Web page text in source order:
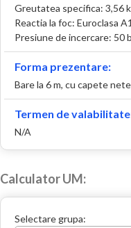
Greutatea specifica: 3,56
Reactia la foc: Euroclasa A1
Presiune de incercare: 50
Forma prezentare:
Bare la 6 m, cu capete
Termen de
N/A
Calculator UM:
Selectare grupa: